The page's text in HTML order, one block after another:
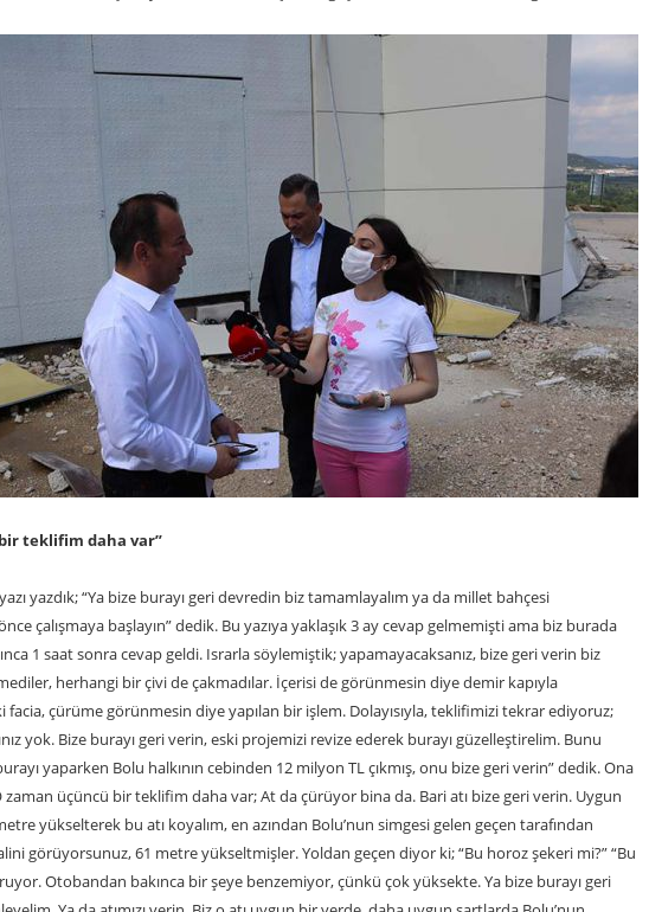
teklifim daha var”
yazdık; “Ya bize burayı geri devredin biz tamamlayalım ya da millet bahçesi
çalışmaya başlayın” dedik. Bu yazıya yaklaşık 3 ay cevap gelmemişti ama biz burada
1 saat sonra cevap geldi. Israrla söylemiştik; yapamayacaksanız, bize geri verin biz
herhangi bir çivi de çakmadılar. İçerisi de görünmesin diye demir kapıyla
facia, çürüme görünmesin diye yapılan bir işlem. Dolayısıyla, teklifimizi tekrar ediyoruz;
yok. Bize burayı geri verin, eski projemizi revize ederek burayı güzelleştirelim. Bunu
yaparken Bolu halkının cebinden 12 milyon TL çıkmış, onu bize geri verin” dedik. Ona
zaman üçüncü bir teklifim daha var; At da çürüyor bina da. Bari atı bize geri verin. Uygun
yükselterek bu atı koyalım, en azından Bolu’nun simgesi gelen geçen tarafından
görüyorsunuz, 61 metre yükseltmişler. Yoldan geçen diyor ki; “Bu horoz şekeri mi?” “Bu
Otobandan bakınca bir şeye benzemiyor, çünkü çok yüksekte. Ya bize burayı geri